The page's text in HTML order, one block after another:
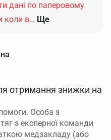
дані по паперовому
коли в… Ще
отримання знижки на
Особа з
з експерної команди
медзакладу (або